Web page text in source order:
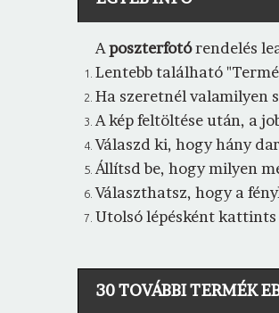
Aposzterfotórendelés
Lentebb található
Ha szeretnél valamilyen
A kép feltöltése után, a
Válaszd ki, hogy hány
Állítsd be, hogy milyen
Választhatsz, hogy a
Utolsó lépésként kattints
30 TOVÁBBI TERMÉK